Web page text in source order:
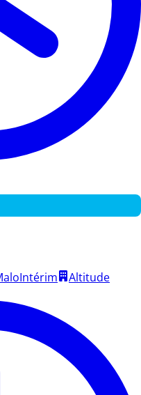
Intérim
Altitude